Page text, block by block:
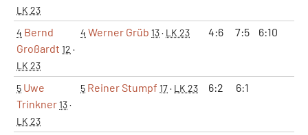
LK 23
4 Bernd
Großardt 12 ·
LK 23
4 Werner Grüb 13· LK 23 4:6 7:5 6:10
5 Uwe
Trinkner13·
LK 23
5 Reiner Stumpf 17· LK 23 6:2 6:1